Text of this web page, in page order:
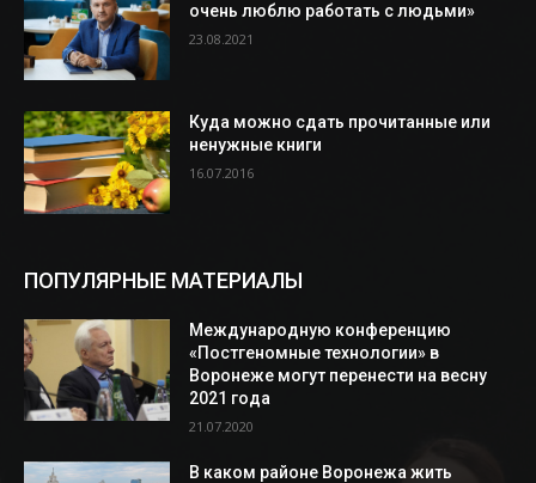
очень люблю работать с людьми»
23.08.2021
Куда можно сдать прочитанные или
ненужные книги
16.07.2016
ПОПУЛЯРНЫЕ МАТЕРИАЛЫ
Международную конференцию
«Постгеномные технологии» в
Воронеже могут перенести на весну
2021 года
21.07.2020
В каком районе Воронежа жить